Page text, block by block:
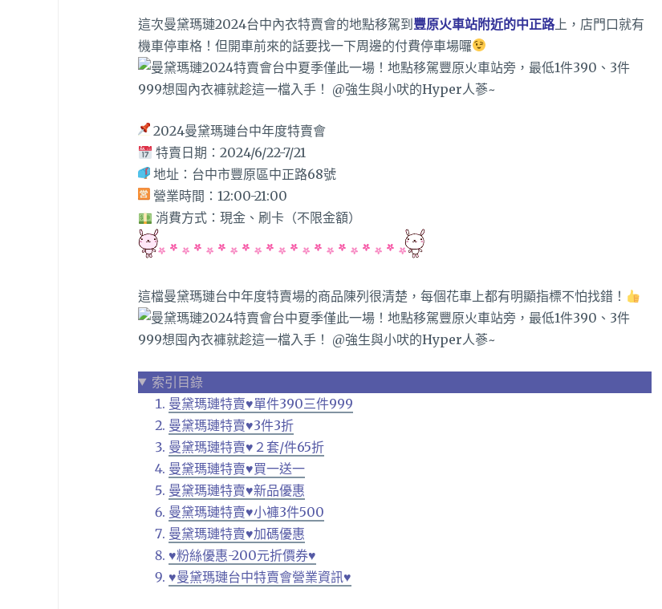
這次曼黛瑪璉2024台中內衣特賣會的地點移駕到豐原火車站附近的中正路上，店門口就有
機車停車格！但開車前來的話要找一下周邊的付費停車場囉
2024曼黛瑪璉台中年度特賣會
特賣日期：2024/6/22-7/21
地址：台中市豐原區中正路68號
營業時間：12:00-21:00
消費方式：現金、刷卡（不限金額）
這檔曼黛瑪璉台中年度特賣場的商品陳列很清楚，每個花車上都有明顯指標不怕找錯！
索引目錄
曼黛瑪璉特賣♥單件390三件999
曼黛瑪璉特賣♥3件3折
曼黛瑪璉特賣♥２套/件65折
曼黛瑪璉特賣♥買一送一
曼黛瑪璉特賣♥新品優惠
曼黛瑪璉特賣♥小褲3件500
曼黛瑪璉特賣♥加碼優惠
♥粉絲優惠-200元折價券♥
♥曼黛瑪璉台中特賣會營業資訊♥